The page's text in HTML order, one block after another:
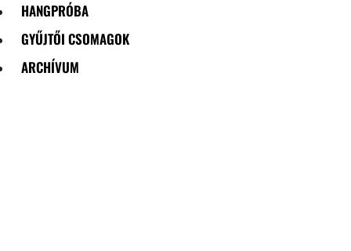
HANGPRÓBA
GYŰJTŐI CSOMAGOK
ARCHÍVUM